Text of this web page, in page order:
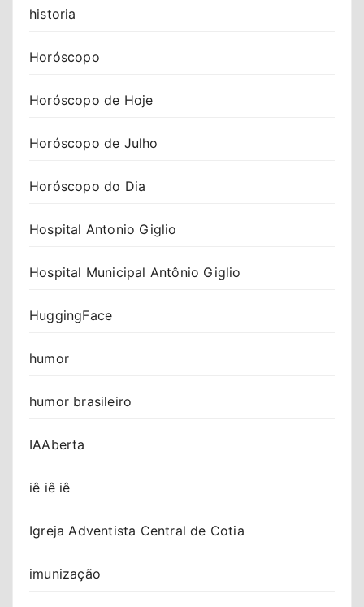
historia
Horóscopo
Horóscopo de Hoje
Horóscopo de Julho
Horóscopo do Dia
Hospital Antonio Giglio
Hospital Municipal Antônio Giglio
HuggingFace
humor
humor brasileiro
IAAberta
iê iê iê
Igreja Adventista Central de Cotia
imunização